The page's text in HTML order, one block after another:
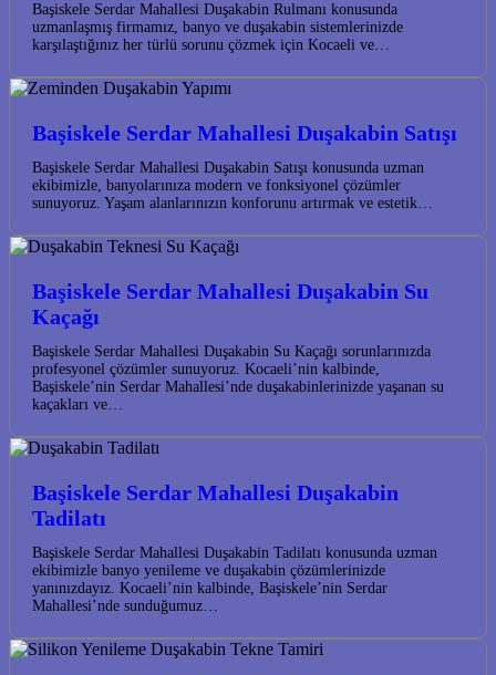
Başiskele Serdar Mahallesi Duşakabin Rulmanı konusunda
uzmanlaşmış firmamız, banyo ve duşakabin sistemlerinizde
karşılaştığınız her türlü sorunu çözmek için Kocaeli ve…
Başiskele Serdar Mahallesi Duşakabin Satışı
Başiskele Serdar Mahallesi Duşakabin Satışı konusunda uzman
ekibimizle, banyolarınıza modern ve fonksiyonel çözümler
sunuyoruz. Yaşam alanlarınızın konforunu artırmak ve estetik…
Başiskele Serdar Mahallesi Duşakabin Su
Kaçağı
Başiskele Serdar Mahallesi Duşakabin Su Kaçağı sorunlarınızda
profesyonel çözümler sunuyoruz. Kocaeli’nin kalbinde,
Başiskele’nin Serdar Mahallesi’nde duşakabinlerinizde yaşanan su
kaçakları ve…
Başiskele Serdar Mahallesi Duşakabin
Tadilatı
Başiskele Serdar Mahallesi Duşakabin Tadilatı konusunda uzman
ekibimizle banyo yenileme ve duşakabin çözümlerinizde
yanınızdayız. Kocaeli’nin kalbinde, Başiskele’nin Serdar
Mahallesi’nde sunduğumuz…